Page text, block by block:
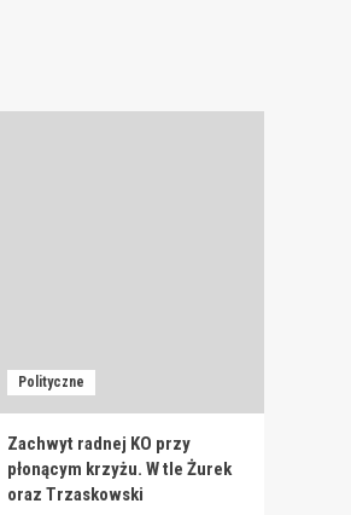
Polityczne
Zachwyt radnej KO przy
płonącym krzyżu. W tle Żurek
oraz Trzaskowski